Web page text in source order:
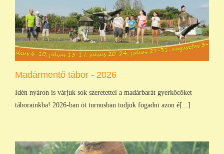
Madármentő tábor - 2026
Idén nyáron is várjuk sok szeretettel a madárbarát gyerkőcöket
táborainkba! 2026-ban öt turnusban tudjuk fogadni azon é[...]